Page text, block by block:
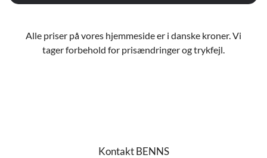
Alle priser på vores hjemmeside er i danske kroner. Vi
tager forbehold for prisændringer og trykfejl.
Kontakt BENNS